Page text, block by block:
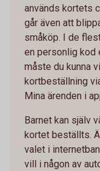
används kortets
går även att
småköp. I de
en personlig kod
måste du kunna
kortbeställning
Mina ärenden i
Barnet kan själv
kortet beställts.
valet i
vill i någon av